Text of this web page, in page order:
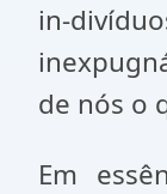
in-
de nós o
Em